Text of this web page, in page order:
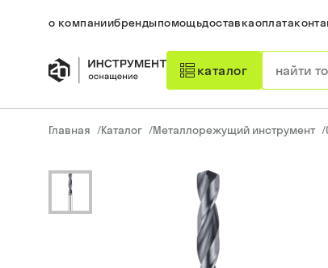
о компаниибрендыпомощьдоставкаоплата
каталог
Главная /Каталог /Металлорежущий инструмент /